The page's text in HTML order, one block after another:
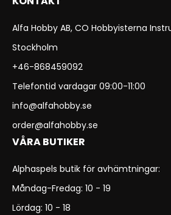
Alfa Hobby AB, CO Hobbyisterna
Stockholm
+46-868459092
Telefontid vardagar 09:00-11:00
info@alfahobby.se
order@alfahobby.se
VÅRA BUTIKER
Alphaspels butik för avhämtningar:
Måndag-Fredag: 10 - 19
Lördag: 10 - 18